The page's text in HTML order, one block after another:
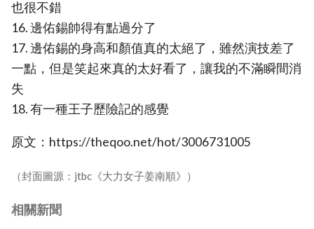
也很不錯
16. 邊佑錫帥得有點過分了
17. 邊佑錫的身高和顏值真的太絕了，雖然演技差了
一點，但是笑起來真的太好看了，讓我的不滿瞬間消
失
18. 有一種王子歷險記的感覺
原文：https://theqoo.net/hot/3006731005
（封面圖源：jtbc《大力女子姜南順》）
相關新聞